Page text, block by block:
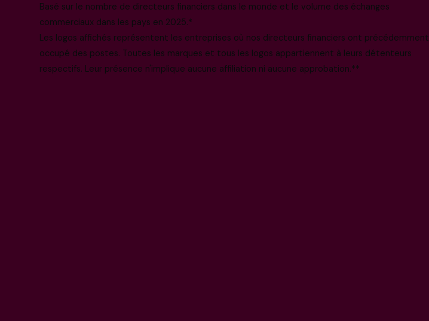
Basé sur le nombre de directeurs financiers dans le monde et le volume des échanges
commerciaux dans les pays en 2025.*
Les logos affichés représentent les entreprises où nos directeurs financiers ont précédemment
occupé des postes. Toutes les marques et tous les logos appartiennent à leurs détenteurs
respectifs. Leur présence n'implique aucune affiliation ni aucune approbation.**